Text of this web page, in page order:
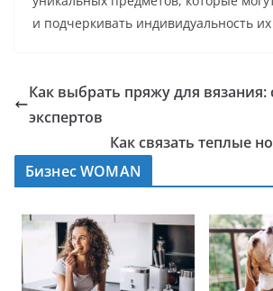
и подчеркивать индивидуальность
Как выбрать пряжу для вязания:
экспертов
Как связать теплые
Бизнес WOMAN